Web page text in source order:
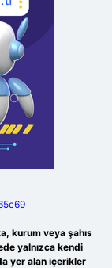
kurum veya şahıs
yalnızca kendi
yer alan içerikler